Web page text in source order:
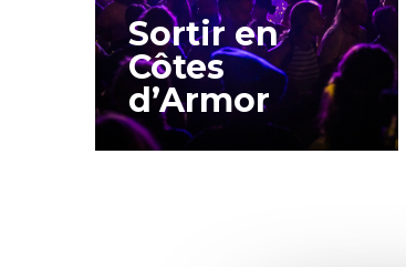
Sortir en
Côtes
d’Armor